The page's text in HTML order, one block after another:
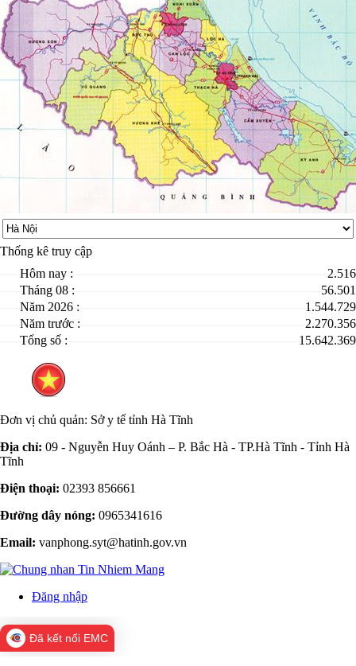
Thống kê truy cập
Hôm nay :
2.516
Tháng 08 :
56.501
Năm 2026 :
1.544.729
Năm trước :
2.270.356
Tổng số :
15.642.369
Đơn vị chủ quản: Sở y tế tỉnh Hà Tĩnh
Địa chỉ: 09 - Nguyễn Huy Oánh – P. Bắc Hà - TP.Hà Tĩnh - Tỉnh Hà
Tĩnh
Điện thoại: 02393 856661
Đường dây nóng: 0965341616
Email: vanphong.syt@hatinh.gov.vn
Đăng nhập
Đã kết nối EMC